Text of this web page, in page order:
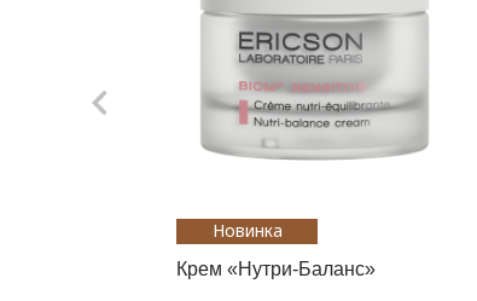
Новинка
Крем «Нутри-Баланс»